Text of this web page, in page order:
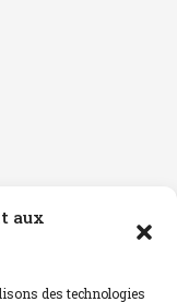
aux
des technologies